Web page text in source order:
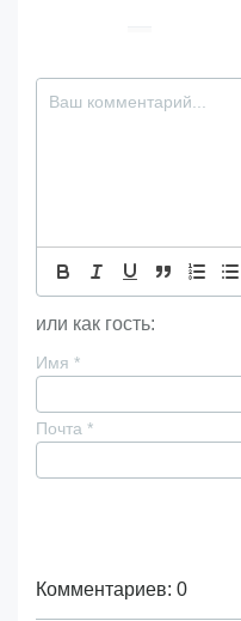
или как гость:
Имя *
Почта *
Комментариев: 0